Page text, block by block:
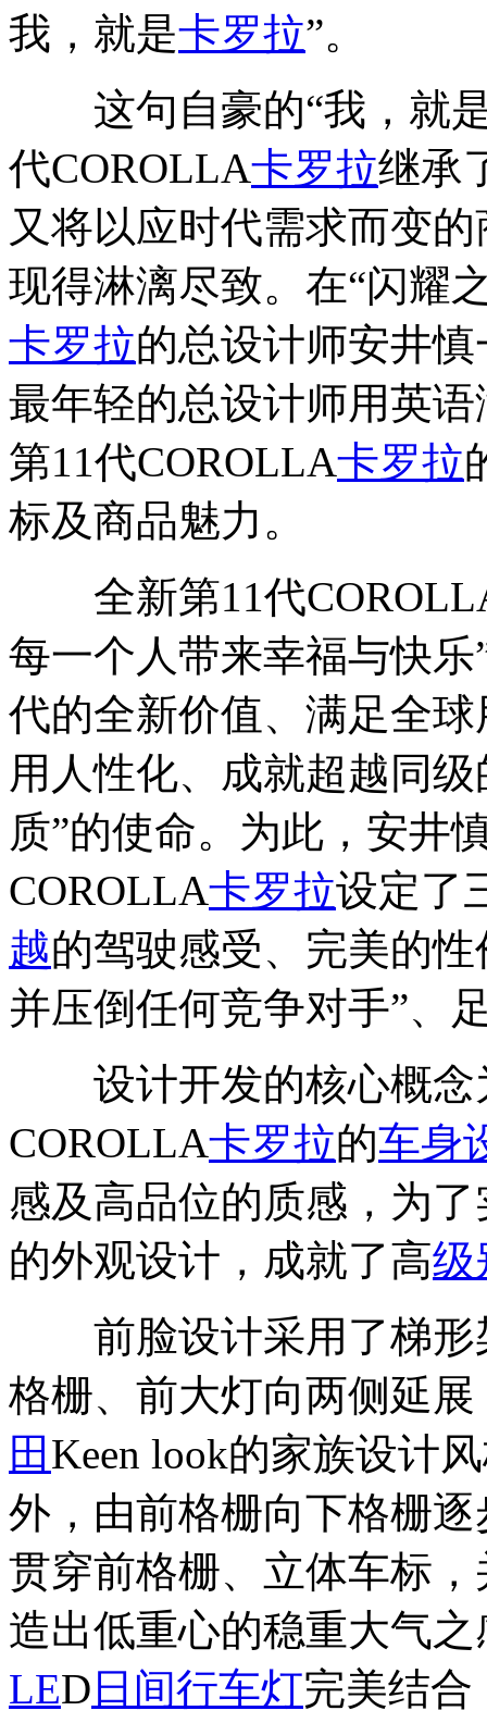
我，就是卡罗拉”。
这句自豪的“我，就
代COROLLA卡罗拉继承
又将以应时代需求而变
现得淋漓尽致。在“闪耀
卡罗拉的总设计师安井
最年轻的总设计师用英
第11代COROLLA卡罗拉
标及商品魅力。
全新第11代
每一个人带来幸福与快乐
代的全新价值、满足全
用人性化、成就超越同
质”的使命。为此，安井
COROLLA卡罗拉设定了
越的驾驶感受、完美的
并压倒任何竞争对手”、
设计开发的核心概念
COROLLA卡罗拉的车身
感及高品位的质感，为
的外观设计，成就了高级
前脸设计采用了梯形
格栅、前大灯向两侧延
田 Keen look的家族设计
外，由前格栅向下格栅
贯穿前格栅、立体车标
造出低重心的稳重大气
LED 日间行车灯完美结